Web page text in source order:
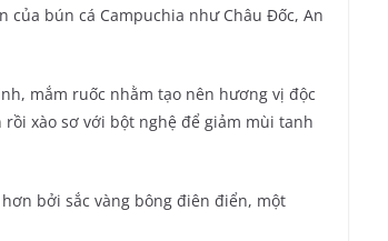
bún cá Campuchia như Châu Đốc, An
mắm ruốc nhằm tạo nên hương vị độc
xào sơ với bột nghệ để giảm mùi tanh
bởi sắc vàng bông điên điển, một